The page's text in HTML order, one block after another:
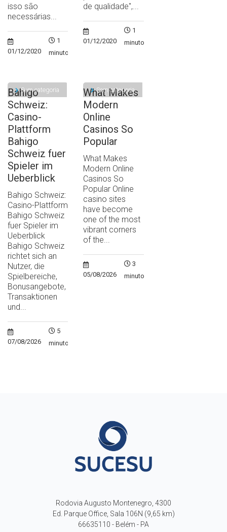
isso são
necessárias...
01/12/2020
1
minuto
de qualidade",...
01/12/2020
1
minuto
Sem categoria
Bahigo
Schweiz:
Casino-
Plattform
Bahigo
Schweiz fuer
Spieler im
Ueberblick
Bahigo Schweiz:
Casino-Plattform
Bahigo Schweiz
fuer Spieler im
Ueberblick
Bahigo Schweiz
richtet sich an
Nutzer, die
Spielbereiche,
Bonusangebote,
Transaktionen
und...
07/08/2026
5
minutos
Sem categoria
What Makes
Modern
Online
Casinos So
Popular
What Makes
Modern Online
Casinos So
Popular Online
casino sites
have become
one of the most
vibrant corners
of the...
05/08/2026
3
minutos
Rodovia Augusto Montenegro, 4300
Ed. Parque Office, Sala 106N (9,65 km)
66635110 - Belém - PA